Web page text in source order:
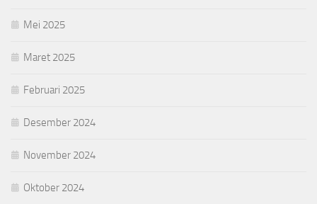
Mei 2025
Maret 2025
Februari 2025
Desember 2024
November 2024
Oktober 2024